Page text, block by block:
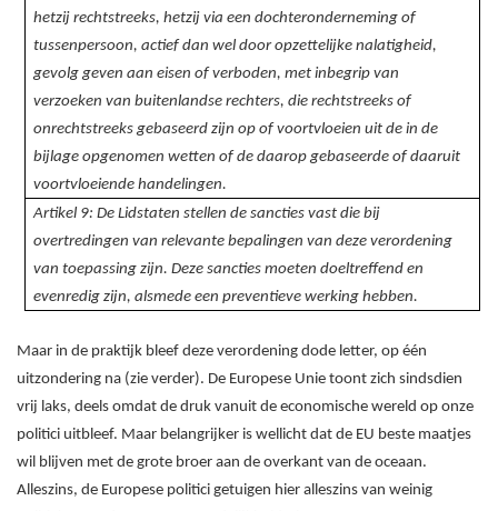
hetzij rechtstreeks, hetzij via een dochteronderneming of
tussenpersoon, actief dan wel door opzettelijke nalatigheid,
gevolg geven aan eisen of verboden, met inbegrip van
verzoeken van buitenlandse rechters, die rechtstreeks of
onrechtstreeks gebaseerd zijn op of voortvloeien uit de in de
bijlage opgenomen wetten of de daarop gebaseerde of daaruit
voortvloeiende handelingen.
Artikel 9: De Lidstaten stellen de sancties vast die bij
overtredingen van relevante bepalingen van deze verordening
van toepassing zijn. Deze sancties moeten doeltreffend en
evenredig zijn, alsmede een preventieve werking hebben.
Maar in de praktijk bleef deze verordening dode letter, op één
uitzondering na (zie verder). De Europese Unie toont zich sindsdien
vrij laks, deels omdat de druk vanuit de economische wereld op onze
politici uitbleef. Maar belangrijker is wellicht dat de EU beste maatjes
wil blijven met de grote broer aan de overkant van de oceaan.
Alleszins, de Europese politici getuigen hier alleszins van weinig